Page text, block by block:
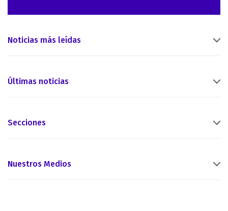
Noticias más leídas
Últimas noticias
Secciones
Nuestros Medios